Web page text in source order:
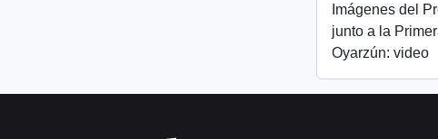
Imágenes del
junto a la
Oyarzún: video